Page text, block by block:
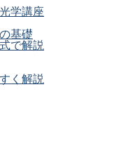
学講座
基礎
で解説
く解説